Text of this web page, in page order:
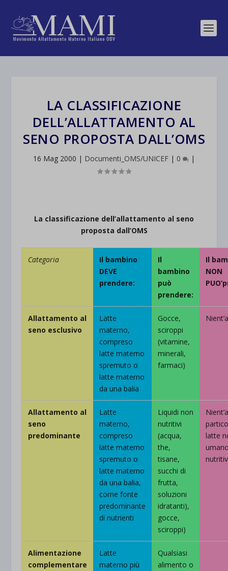
LA CLASSIFICAZIONE
DELL’ALLATTAMENTO AL
SENO PROPOSTA DALL’OMS
16 Mag 2000 | Documenti_OMS/UNICEF | 0 |
La classificazione dell’allattamento al seno
proposta dall’OMS
Categoria
Il bambino
DEVE
prendere:
Il
bambino
può
prendere:
Il
NON
Allattamento al
seno esclusivo
Latte
materno,
compreso
latte materno
spremuto o
latte materno
da una balia
Gocce,
sciroppi
(vitamine,
minerali,
farmaci)
Allattamento al
seno
predominante
Latte
materno,
compreso
latte materno
spremuto o
latte materno
da una balia,
come fonte
predominante
di nutrienti
Liquidi non
nutritivi
(acqua,
the,
tisane,
succhi di
frutta,
soluzioni
idratanti),
gocce,
sciroppi)
latte
Alimentazione
complementare
Latte
materno più
Qualsiasi
alimento o